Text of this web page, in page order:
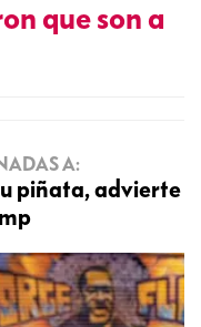
que son a
A:
piñata, advierte